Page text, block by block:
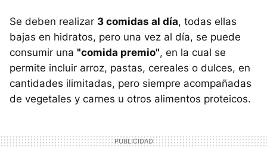
Se deben realizar 3 comidas al día, todas ellas
bajas en hidratos, pero una vez al día, se puede
consumir una "comida premio", en la cual se
permite incluir arroz, pastas, cereales o dulces, en
cantidades ilimitadas, pero siempre acompañadas
de vegetales y carnes u otros alimentos proteicos.